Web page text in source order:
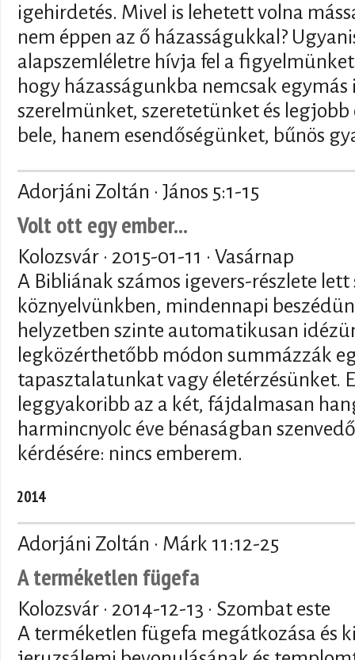
igehirdetés. Mivel is lehetett volna
nem éppen az ő házasságukkal?
alapszemléletre hívja fel a
hogy házasságunkba nemcsak
szerelmünket, szeretetünket és
bele, hanem esendőségünket, bűnös
Adorjáni Zoltán · János 5:1-15
Volt ott egy ember...
Kolozsvár · 2015-01-11 · Vasárnap
A Bibliának számos igevers-részlete lett
köznyelvünkben, mindennapi
helyzetben szinte automatikusan
legközérthetőbb módon summázzák
tapasztalatunkat vagy életérzésünket.
leggyakoribb az a két, fájdalmasan
harmincnyolc éve bénaságban
kérdésére: nincs emberem.
2014
Adorjáni Zoltán · Márk 11:12-25
A terméketlen fügefa
Kolozsvár · 2014-12-13 · Szombat este
A terméketlen fügefa megátkozása és